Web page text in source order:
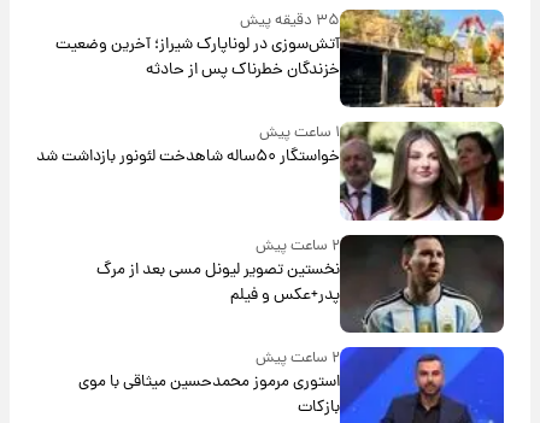
۳۵ دقیقه پیش
آتش‌سوزی در لوناپارک شیراز؛ آخرین وضعیت
خزندگان خطرناک پس از حادثه
۱ ساعت پیش
خواستگار ۵۰ساله شاهدخت لئونور بازداشت شد
۲ ساعت پیش
نخستین تصویر لیونل مسی بعد از مرگ
پدر+عکس و فیلم
۲ ساعت پیش
استوری مرموز محمدحسین میثاقی با موی
بازکات